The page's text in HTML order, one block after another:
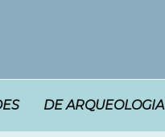
DE ARQUEOLOGIA